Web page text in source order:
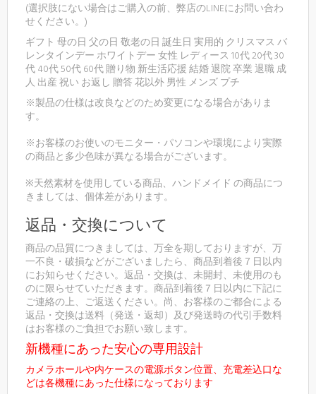
(選択肢にない場合はご購入の前、弊店のLINEにお問い合わ
せください。)
ギフト 母の日 父の日 敬老の日 誕生日 実用的 クリスマス バ
レンタインデー ホワイトデー 女性 レディース 10代 20代 30
代 40代 50代 60代 贈り物 新生活応援 結婚 退院 卒業 退職 成
人 出産 祝い お返し 贈答 花以外 男性 メンズ プチ
※製品の仕様は改良などのため変更になる場合がありま
す。
※お客様のお使いのモニター・パソコンや環境により実際
の商品と多少色味が異なる場合がございます。
※天然素材を使用している商品、ハンドメイド の商品につ
きましては、個体差があります。
返品・交換について
商品の品質につきましては、万全を期しておりますが、万
一不良・破損などがございましたら、商品到着後７日以内
にお知らせください。返品・交換は、未開封、未使用のも
のに限らせていただきます。商品到着後７日以内に下記に
ご連絡の上、ご返送ください。尚、お客様のご都合による
返品・交換は送料（発送・返却）及び発送時の代引手数料
はお客様のご負担でお願い致します。
新機種にあった安心の専用設計
カメラホールや内ケースの電源ボタン位置、充電差込口な
どは各機種にあった仕様になっております